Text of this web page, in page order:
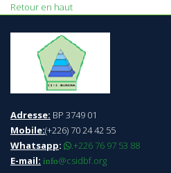
Retour en haut
Adresse: BP 3749 01
Mobile:(+226) 70 24 42 55
Whatsapp:
+226 76 97 53 88
E-mail: info@csidbf.org